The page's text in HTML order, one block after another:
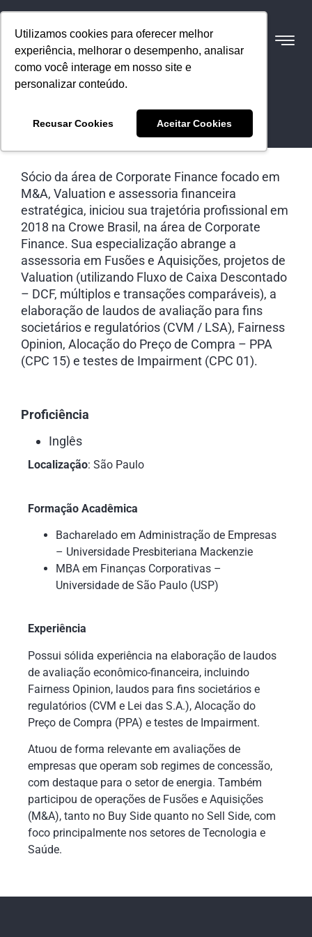
Utilizamos cookies para oferecer melhor
experiência, melhorar o desempenho, analisar
como você interage em nosso site e
personalizar conteúdo.
Recusar Cookies Aceitar Cookies
Luís Otávio Cereto
Sócio da área de Corporate Finance focado em
M&A, Valuation e assessoria financeira
estratégica, iniciou sua trajetória profissional em
2018 na Crowe Brasil, na área de Corporate
Finance. Sua especialização abrange a
assessoria em Fusões e Aquisições, projetos de
Valuation (utilizando Fluxo de Caixa Descontado
– DCF, múltiplos e transações comparáveis), a
elaboração de laudos de avaliação para fins
societários e regulatórios (CVM / LSA), Fairness
Opinion, Alocação do Preço de Compra – PPA
(CPC 15) e testes de Impairment (CPC 01).
Proficiência
Inglês
Localização: São Paulo
Formação Acadêmica
Bacharelado em Administração de Empresas
– Universidade Presbiteriana Mackenzie
MBA em Finanças Corporativas –
Universidade de São Paulo (USP)
Experiência
Possui sólida experiência na elaboração de laudos
de avaliação econômico-financeira, incluindo
Fairness Opinion, laudos para fins societários e
regulatórios (CVM e Lei das S.A.), Alocação do
Preço de Compra (PPA) e testes de Impairment.
Atuou de forma relevante em avaliações de
empresas que operam sob regimes de concessão,
com destaque para o setor de energia. Também
participou de operações de Fusões e Aquisições
(M&A), tanto no Buy Side quanto no Sell Side, com
foco principalmente nos setores de Tecnologia e
Saúde.